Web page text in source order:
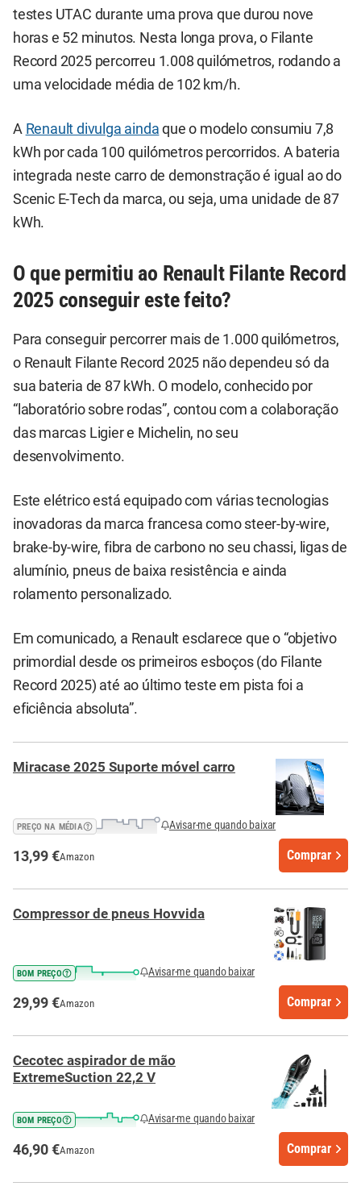
testes UTAC durante uma prova que durou nove
horas e 52 minutos. Nesta longa prova, o Filante
Record 2025 percorreu 1.008 quilómetros, rodando a
uma velocidade média de 102 km/h.
A Renault divulga ainda que o modelo consumiu 7,8
kWh por cada 100 quilómetros percorridos. A bateria
integrada neste carro de demonstração é igual ao do
Scenic E-Tech da marca, ou seja, uma unidade de 87
kWh.
O que permitiu ao Renault Filante Record
2025 conseguir este feito?
Para conseguir percorrer mais de 1.000 quilómetros,
o Renault Filante Record 2025 não dependeu só da
sua bateria de 87 kWh. O modelo, conhecido por
“laboratório sobre rodas”, contou com a colaboração
das marcas Ligier e Michelin, no seu
desenvolvimento.
Este elétrico está equipado com várias tecnologias
inovadoras da marca francesa como steer-by-wire,
brake-by-wire, fibra de carbono no seu chassi, ligas de
alumínio, pneus de baixa resistência e ainda
rolamento personalizado.
Em comunicado, a Renault esclarece que o “objetivo
primordial desde os primeiros esboços (do Filante
Record 2025) até ao último teste em pista foi a
eficiência absoluta”.
Miracase 2025 Suporte móvel carro
PREÇO NA MÉDIA Avisar-me quando baixar
13,99 €Amazon Comprar
Compressor de pneus Hovvida
BOM PREÇO Avisar-me quando baixar
29,99 €Amazon Comprar
Cecotec aspirador de mão
ExtremeSuction 22,2 V
BOM PREÇO Avisar-me quando baixar
46,90 €Amazon Comprar